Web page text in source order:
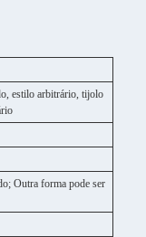
estilo arbitrário, tijolo
Outra forma pode ser